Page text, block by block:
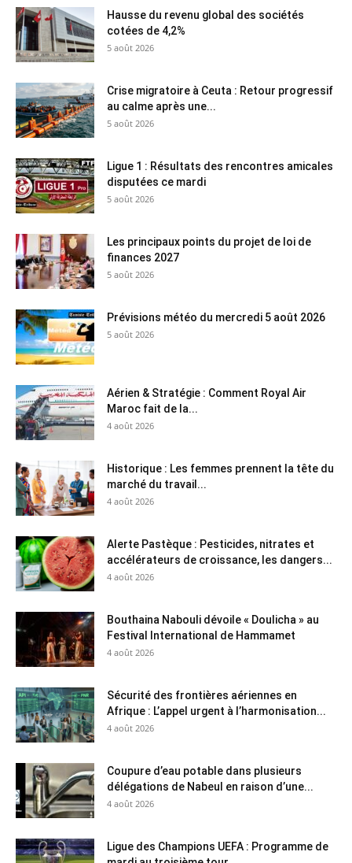
Hausse du revenu global des sociétés
cotées de 4,2%
5 août 2026
Crise migratoire à Ceuta : Retour progressif
au calme après une...
5 août 2026
Ligue 1 : Résultats des rencontres amicales
disputées ce mardi
5 août 2026
Les principaux points du projet de loi de
finances 2027
5 août 2026
Prévisions météo du mercredi 5 août 2026
5 août 2026
Aérien & Stratégie : Comment Royal Air
Maroc fait de la...
4 août 2026
Historique : Les femmes prennent la tête du
marché du travail...
4 août 2026
Alerte Pastèque : Pesticides, nitrates et
accélérateurs de croissance, les dangers...
4 août 2026
Bouthaina Nabouli dévoile « Doulicha » au
Festival International de Hammamet
4 août 2026
Sécurité des frontières aériennes en
Afrique : L’appel urgent à l’harmonisation...
4 août 2026
Coupure d’eau potable dans plusieurs
délégations de Nabeul en raison d’une...
4 août 2026
Ligue des Champions UEFA : Programme de